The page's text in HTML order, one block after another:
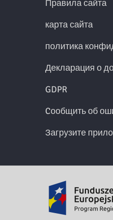
Правила сайта
карта сайта
политика
Декларация о
GDPR
Cообщить об
Загрузите